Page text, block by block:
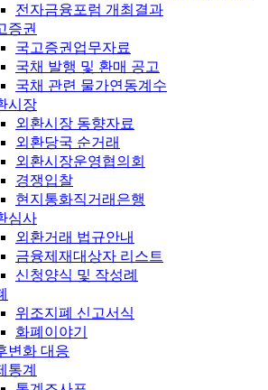
전자금융포럼 개최결과
증권
국고증권업무자료
국채 발행 및 환매 공고
국채 관련 물가연동계수
시장
외환시장 동향자료
외환당국 순거래
외환시장운영협의회
경쟁입찰
현지통화직거래은행
심사
외환거래 법규안내
금융제재대상자 리스트
신청양식 및 작성례
위조지폐 신고서식
화폐이야기
변화 대응
통계